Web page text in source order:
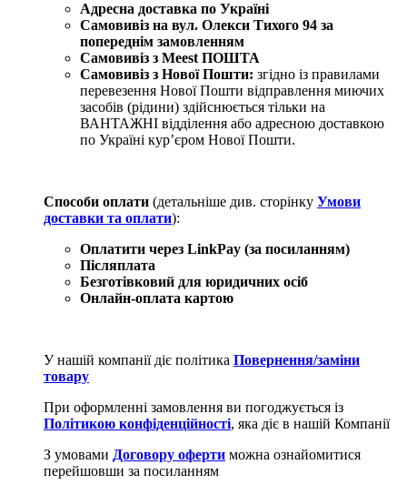
Адресна доставка по Україні
Самовивіз на вул. Олекси Тихого 94 за
попереднім замовленням
Самовивіз з Meest ПОШТА
Самовивіз з Нової Пошти: згідно із правилами
перевезення Нової Пошти відправлення миючих
засобів (рідини) здійснюється тільки на
ВАНТАЖНІ відділення або адресною доставкою
по Україні курʼєром Нової Пошти.
Способи оплати (детальніше див. сторінку Умови
доставки та оплати):
Оплатити через LinkPay (за посиланням)
Післяплата
Безготівковий для юридичних осіб
Онлайн-оплата картою
У нашій компанії діє політика Повернення/заміни
товару
При оформленні замовлення ви погоджується із
Політикою конфіденційності, яка діє в нашій Компанії
З умовами Договору оферти можна ознайомитися
перейшовши за посиланням